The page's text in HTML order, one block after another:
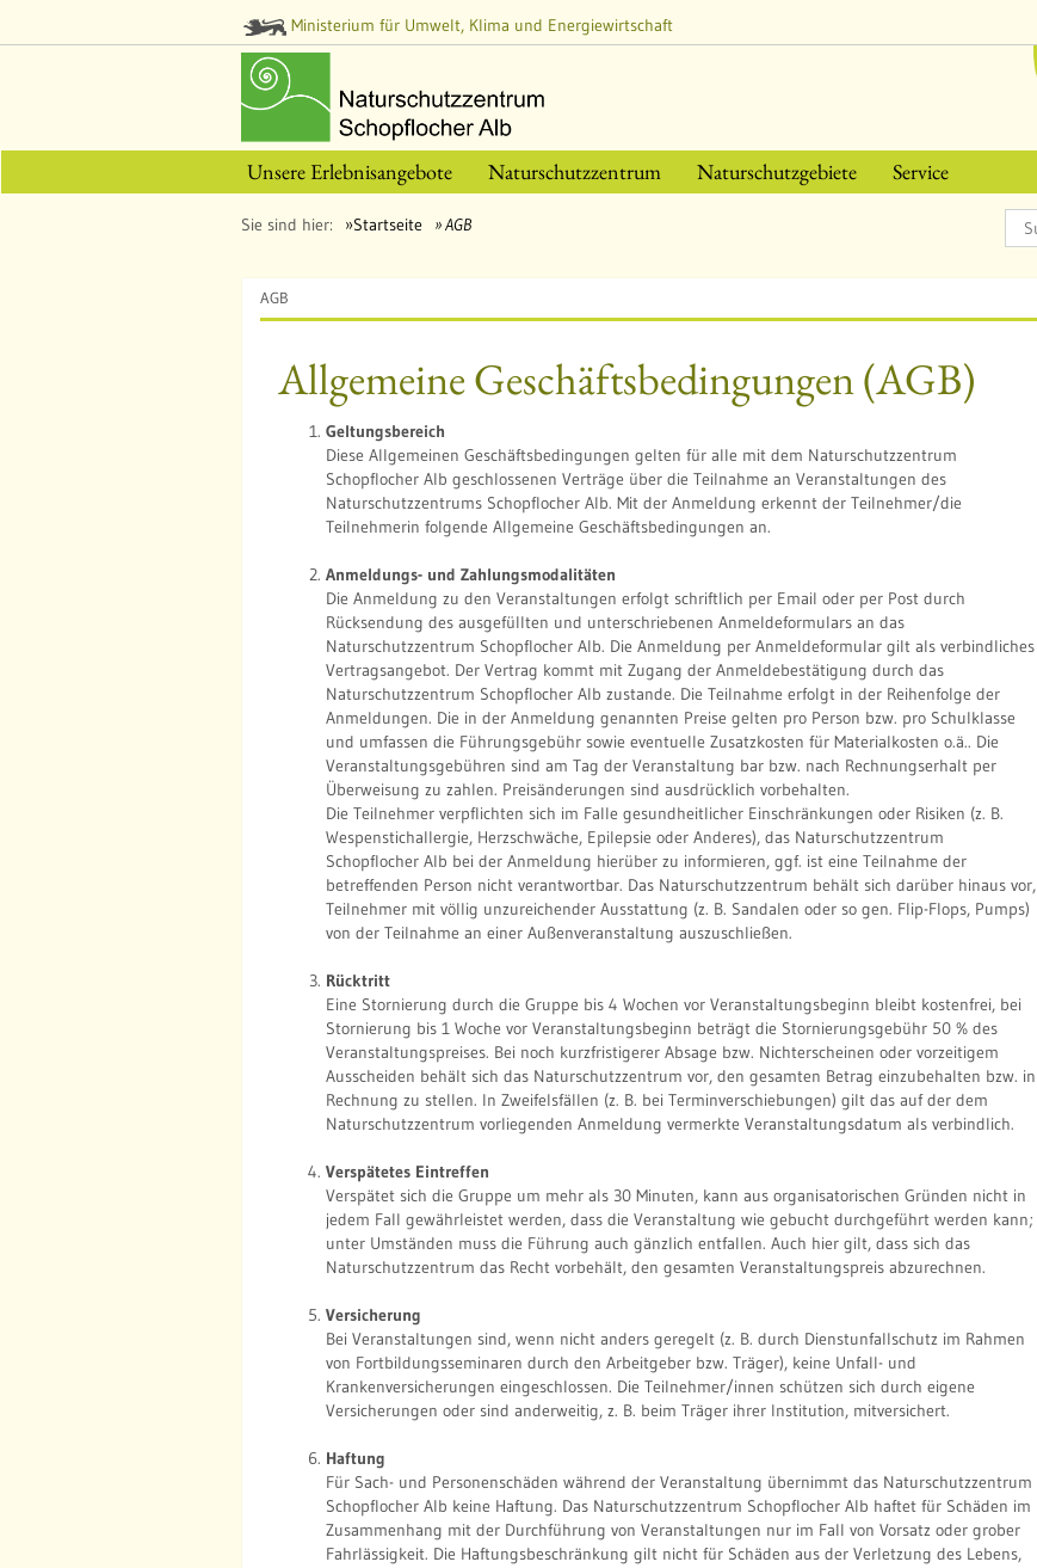
Ministerium für Umwelt, Klima und Energiewirtschaft
Unsere Erlebnisangebote Naturschutzzentrum Naturschutzgebiete Service
Sie sind hier: Startseite AGB
AGB
Allgemeine Geschäftsbedingungen (AGB)
Geltungsbereich
Diese Allgemeinen Geschäftsbedingungen gelten für alle mit dem Naturschutzzentrum
Schopflocher Alb geschlossenen Verträge über die Teilnahme an Veranstaltungen des
Naturschutzzentrums Schopflocher Alb. Mit der Anmeldung erkennt der Teilnehmer/die
Teilnehmerin folgende Allgemeine Geschäftsbedingungen an.
Anmeldungs- und Zahlungsmodalitäten
Die Anmeldung zu den Veranstaltungen erfolgt schriftlich per Email oder per Post durch
Rücksendung des ausgefüllten und unterschriebenen Anmeldeformulars an das
Naturschutzzentrum Schopflocher Alb. Die Anmeldung per Anmeldeformular gilt als verbindliches
Vertragsangebot. Der Vertrag kommt mit Zugang der Anmeldebestätigung durch das
Naturschutzzentrum Schopflocher Alb zustande. Die Teilnahme erfolgt in der Reihenfolge der
Anmeldungen. Die in der Anmeldung genannten Preise gelten pro Person bzw. pro Schulklasse
und umfassen die Führungsgebühr sowie eventuelle Zusatzkosten für Materialkosten o.ä.. Die
Veranstaltungsgebühren sind am Tag der Veranstaltung bar bzw. nach Rechnungserhalt per
Überweisung zu zahlen. Preisänderungen sind ausdrücklich vorbehalten.
Die Teilnehmer verpflichten sich im Falle gesundheitlicher Einschränkungen oder Risiken (z. B.
Wespenstichallergie, Herzschwäche, Epilepsie oder Anderes), das Naturschutzzentrum
Schopflocher Alb bei der Anmeldung hierüber zu informieren, ggf. ist eine Teilnahme der
betreffenden Person nicht verantwortbar. Das Naturschutzzentrum behält sich darüber hinaus vor,
Teilnehmer mit völlig unzureichender Ausstattung (z. B. Sandalen oder so gen. Flip-Flops, Pumps)
von der Teilnahme an einer Außenveranstaltung auszuschließen.
Rücktritt
Eine Stornierung durch die Gruppe bis 4 Wochen vor Veranstaltungsbeginn bleibt kostenfrei, bei
Stornierung bis 1 Woche vor Veranstaltungsbeginn beträgt die Stornierungsgebühr 50 % des
Veranstaltungspreises. Bei noch kurzfristigerer Absage bzw. Nichterscheinen oder vorzeitigem
Ausscheiden behält sich das Naturschutzzentrum vor, den gesamten Betrag einzubehalten bzw. in
Rechnung zu stellen. In Zweifelsfällen (z. B. bei Terminverschiebungen) gilt das auf der dem
Naturschutzzentrum vorliegenden Anmeldung vermerkte Veranstaltungsdatum als verbindlich.
Verspätetes Eintreffen
Verspätet sich die Gruppe um mehr als 30 Minuten, kann aus organisatorischen Gründen nicht in
jedem Fall gewährleistet werden, dass die Veranstaltung wie gebucht durchgeführt werden kann;
unter Umständen muss die Führung auch gänzlich entfallen. Auch hier gilt, dass sich das
Naturschutzzentrum das Recht vorbehält, den gesamten Veranstaltungspreis abzurechnen.
Versicherung
Bei Veranstaltungen sind, wenn nicht anders geregelt (z. B. durch Dienstunfallschutz im Rahmen
von Fortbildungsseminaren durch den Arbeitgeber bzw. Träger), keine Unfall- und
Krankenversicherungen eingeschlossen. Die Teilnehmer/innen schützen sich durch eigene
Versicherungen oder sind anderweitig, z. B. beim Träger ihrer Institution, mitversichert.
Haftung
Für Sach- und Personenschäden während der Veranstaltung übernimmt das Naturschutzzentrum
Schopflocher Alb keine Haftung. Das Naturschutzzentrum Schopflocher Alb haftet für Schäden im
Zusammenhang mit der Durchführung von Veranstaltungen nur im Fall von Vorsatz oder grober
Fahrlässigkeit. Die Haftungsbeschränkung gilt nicht für Schäden aus der Verletzung des Lebens,